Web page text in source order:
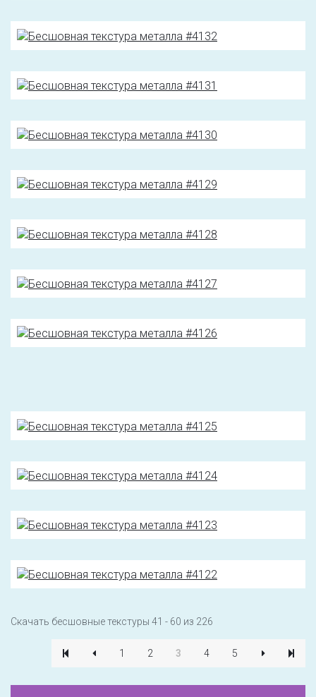
Скачать бесшовные текстуры 41 - 60 из 226
1 2 3 4 5